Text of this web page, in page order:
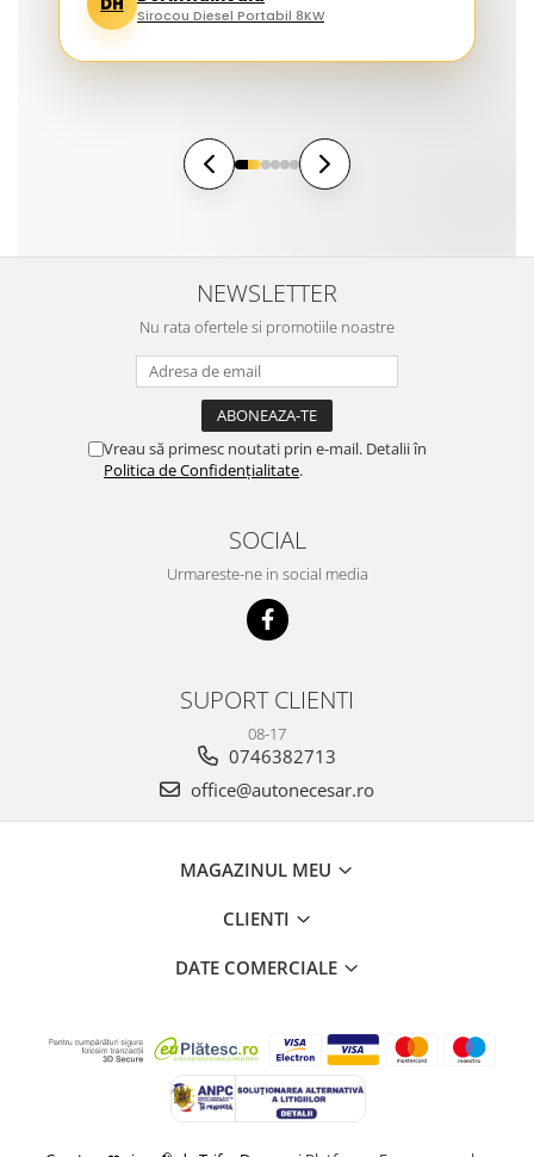
DH Sirocou Diesel Portabil 8KW
NEWSLETTER
Nu rata ofertele si promotiile noastre
Vreau să primesc noutati prin e-mail. Detalii în
Politica de Confidențialitate.
SOCIAL
Urmareste-ne in social media
SUPORT CLIENTI
08-17
0746382713
office@autonecesar.ro
MAGAZINUL MEU
CLIENTI
DATE COMERCIALE